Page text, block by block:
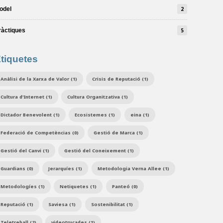
2
5
Anàlisi de la Xarxa de Valor (1) Crisis de Reputació (1)
Cultura d'Internet (1) Cultura Organitzativa (1)
Dictador Benevolent (1) Ecosistemes (1) eina (1)
Federació de Competèncias (0) Gestió de Marca (1)
Gestió del Canvi (1) Gestió del Coneixement (1)
Guardians (0) Jerarquíes (1) Metodologia Verna Allee (1)
Metodologíes (1) Netiquetes (1) Panteó (0)
Reputació (1) Saviesa (1) Sostenibilitat (1)